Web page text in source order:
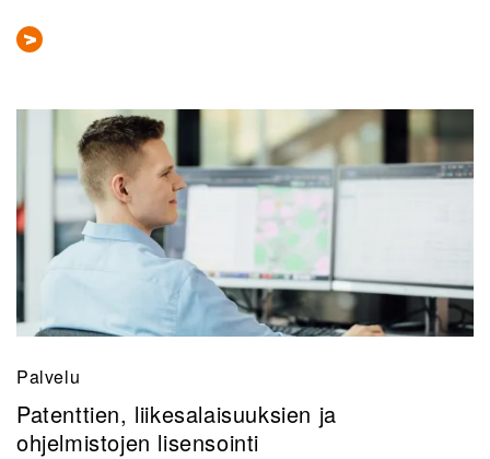
Palvelu
Patenttien, liikesalaisuuksien ja
ohjelmistojen lisensointi